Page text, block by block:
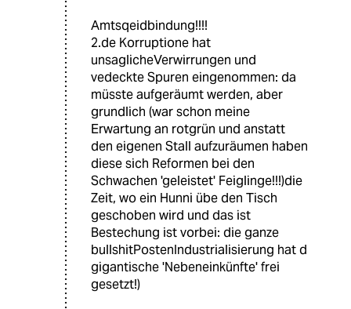
Amtsqeidbindung!!!!
2.de Korruptione hat
unsaglicheVerwirrungen und
vedeckte Spuren eingenommen: da
müsste aufgeräumt werden, aber
grundlich (war schon meine
Erwartung an rotgrün und anstatt
den eigenen Stall aufzuräumen haben
diese sich Reformen bei den
Schwachen 'geleistet' Feiglinge!!!)die
Zeit, wo ein Hunni übe den Tisch
geschoben wird und das ist
Bestechung ist vorbei: die ganze
bullshitPostenIndustrialisierung hat d
gigantische 'Nebeneinkünfte' frei
gesetzt!)